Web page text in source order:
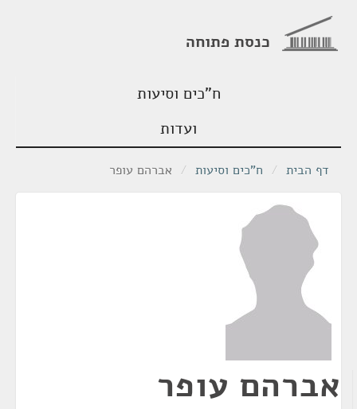
כנסת פתוחה
ח"כים וסיעות
ועדות
דף הבית / ח"כים וסיעות / אברהם עופר
אברהם עופר